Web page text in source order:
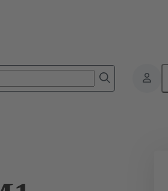
Board-to-Board Steckverbinder